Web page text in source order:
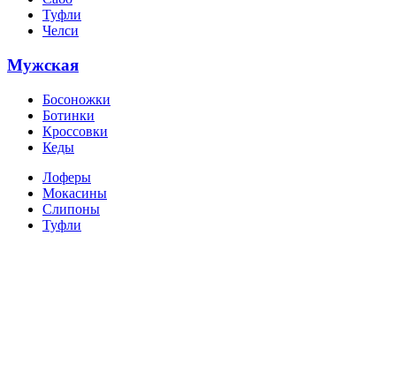
Туфли
Челси
Мужская
Босоножки
Ботинки
Кроссовки
Кеды
Лоферы
Мокасины
Слипоны
Туфли